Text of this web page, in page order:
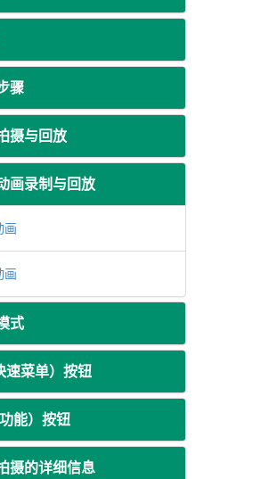
骤
摄与回放
画录制与回放
画
画
式
速菜单）按钮
能）按钮
摄的详细信息